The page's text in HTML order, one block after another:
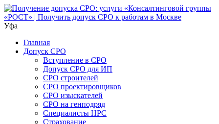
Уфа
Главная
Допуск СРО
Вступление в СРО
Допуск СРО для ИП
СРО строителей
СРО проектировщиков
СРО изыскателей
СРО на генподряд
Специалисты НРС
Страхование